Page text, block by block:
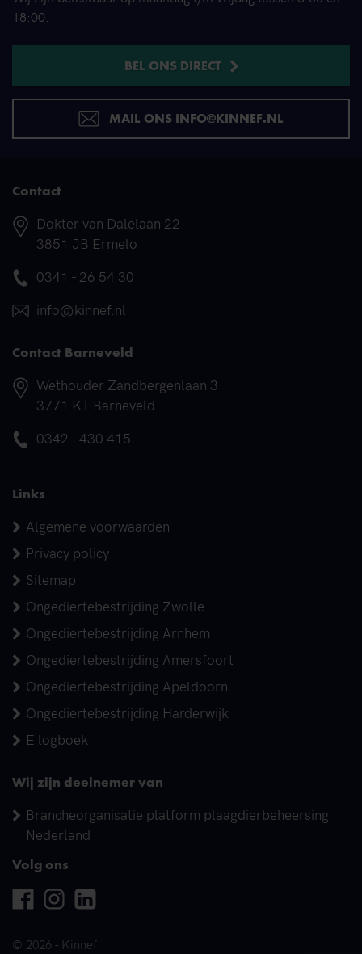
18:00.
BEL ONS DIRECT
MAIL ONS INFO@KINNEF.NL
Contact
Adres
Dokter van Dalelaan 22
3851 JB Ermelo
Telefoonnummer
0341 - 26 54 30
E-mail
info@kinnef.nl
Contact Barneveld
Adres
Wethouder Zandbergenlaan 3
3771 KT Barneveld
Telefoonnummer
0342 - 430 415
Links
Algemene voorwaarden
Privacy policy
Sitemap
Ongediertebestrijding Zwolle
Ongediertebestrijding Arnhem
Ongediertebestrijding Amersfoort
Ongediertebestrijding Apeldoorn
Ongediertebestrijding Harderwijk
E logboek
Wij zijn deelnemer van
Brancheorganisatie platform plaagdierbeheersing
Nederland
Volg ons
Facebook
InstagramLinkedin
© 2026 - Kinnef